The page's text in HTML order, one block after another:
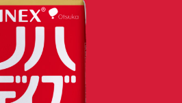
は？
ビリ時に飲むのはなぜです
ラインショップ